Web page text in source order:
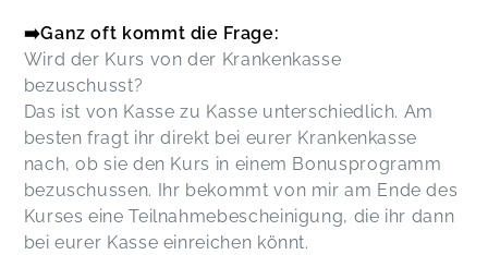
➡️Ganz oft kommt die Frage:
Wird der Kurs von der Krankenkasse
bezuschusst?
Das ist von Kasse zu Kasse unterschiedlich. Am
besten fragt ihr direkt bei eurer Krankenkasse
nach, ob sie den Kurs in einem Bonusprogramm
bezuschussen. Ihr bekommt von mir am Ende des
Kurses eine Teilnahmebescheinigung, die ihr dann
bei eurer Kasse einreichen könnt.